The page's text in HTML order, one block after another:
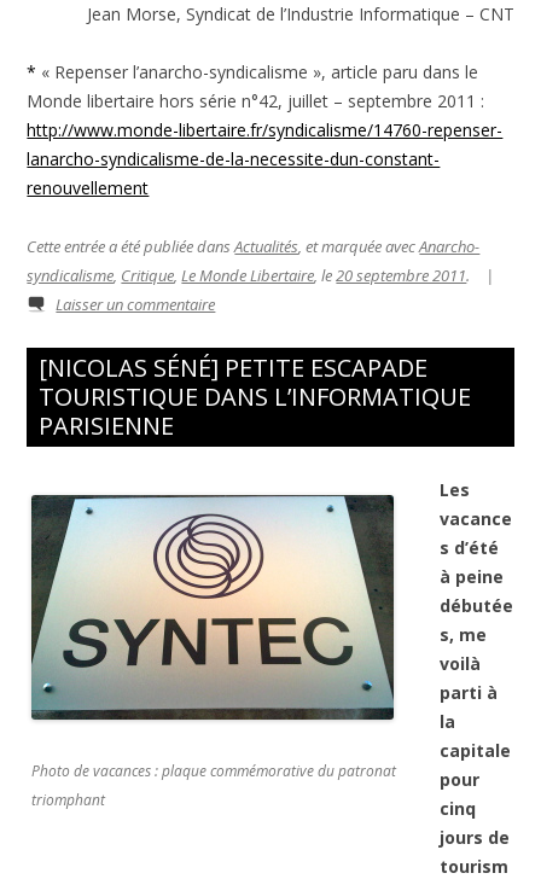
Jean Morse, Syndicat de l’Industrie Informatique – CNT
* « Repenser l’anarcho-syndicalisme », article paru dans le
Monde libertaire hors série n°42, juillet – septembre 2011 :
http://www.monde-libertaire.fr/syndicalisme/14760-repenser-
lanarcho-syndicalisme-de-la-necessite-dun-constant-
renouvellement
Cette entrée a été publiée dansActualités, et marquée avecAnarcho-
syndicalisme, Critique,Le Monde Libertaire, le20 septembre 2011.
|
Laisser un commentaire
[NICOLAS SÉNÉ] PETITE ESCAPADE
TOURISTIQUE DANS L’INFORMATIQUE
PARISIENNE
Photo de vacances : plaque commémorative du patronat
triomphant
Les
vacance
s d’été
à peine
débutée
s, me
voilà
parti à
la
capitale
pour
cinq
jours de
tourism